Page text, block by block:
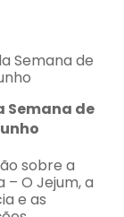
Semana de